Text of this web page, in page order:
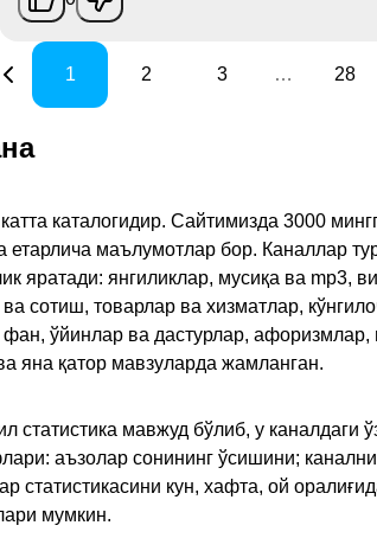
1 2 3 … 28
каталогидир. Сайтимизда 3000
маълумотлар бор. Каналлар
яратади: янгиликлар, мусиқа ва mp3,
сотиш, товарлар ва хизматлар,
ўйинлар ва дастурлар,
яна қатор мавзуларда жамланган.
статистика мавжуд бўлиб, у каналдаги
аъзолар сонининг ўсишини;
кун, хафта, ой
мумкин.